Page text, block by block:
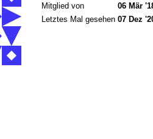
Mitglied von
06 Mär
Letztes Mal gesehen 07 Dez